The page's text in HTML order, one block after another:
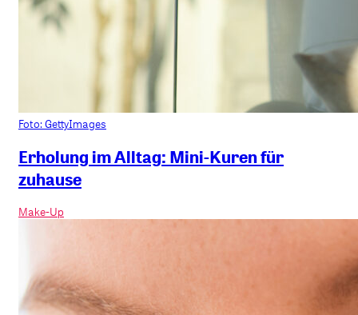
Foto: GettyImages
Erholung im Alltag: Mini-Kuren für
zuhause
Make-Up